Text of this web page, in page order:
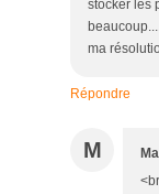
stocker les
ma
Répondre
M